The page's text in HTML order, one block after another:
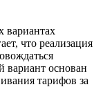
вариантах
что реализация
вариант основан
тарифов за